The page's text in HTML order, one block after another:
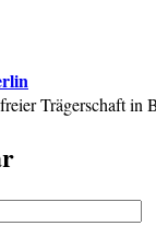
Trägerschaft in